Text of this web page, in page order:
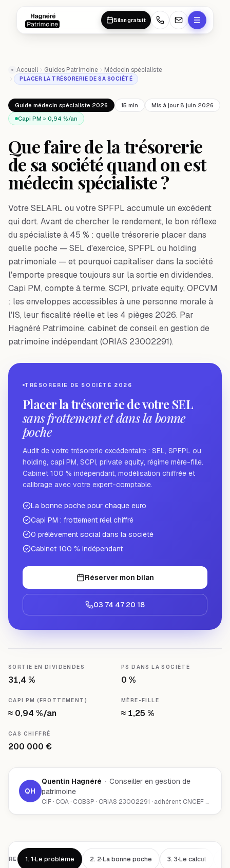
Bilan gratuit
Accueil Guides Patrimoine Médecin spécialiste
PLACER LA TRÉSORERIE DE SA SOCIÉTÉ
Guide médecin spécialiste 2026 15 min
Mis à jour 8 juin 2026
Capi PM ≈ 0,94 %/an
Que faire de la trésorerie
de sa société quand on est
médecin spécialiste ?
Votre SELARL ou votre SPFPL accumule un excédent
qui dort. Avant de chercher le rendement, le bon réflexe
du spécialiste à 45 % : quelle trésorerie placer dans
quelle poche — SEL d'exercice, SPFPL ou holding
patrimoniale — et pourquoi capitaliser dans la société
l'emporte presque toujours sur la sortie en dividendes.
Capi PM, compte à terme, SCPI, private equity, OPCVM
: les enveloppes accessibles à une personne morale à
l'IS, leur fiscalité réelle et les 4 pièges 2026. Par
Hagnéré Patrimoine, cabinet de conseil en gestion de
patrimoine indépendant (ORIAS 23002291).
TRÉSORERIE DE SOCIÉTÉ 2026
Placer la trésorerie de votre SEL
sans frottement et dans la bonne
poche
Audit de votre trésorerie excédentaire : SEL, SPFPL ou
holding, capi PM, SCPI, private equity, régime mère-fille.
Cabinet 100 % indépendant, modélisation chiffrée et
calibrage avec votre expert-comptable.
La bonne poche pour chaque euro
Capi PM : frottement réel chiffré
0 prélèvement social dans la société
Cabinet 100 % indépendant
Réserver mon bilan
03 74 47 20 18
SORTIE EN DIVIDENDES
31,4 %
PS DANS LA SOCIÉTÉ
0 %
CAPI PM (FROTTEMENT)
≈ 0,94 %/an
MÈRE-FILLE
≈ 1,25 %
CAS CHIFFRÉ
200 000 €
QH
Quentin Hagnéré · Conseiller en gestion de
patrimoine
CIF · COA · COBSP · ORIAS 23002291 · adhérent CNCEF Patrimoine · Chambéry (73000)
1. 1·Le problème 2. 2·La bonne poche 3. 3·Le calcul